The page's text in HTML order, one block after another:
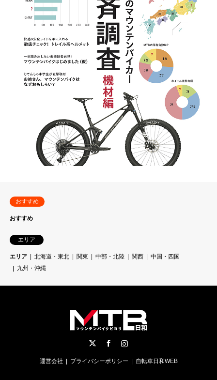
おすすめ
おすすめ
エリア
エリア 北海道・東北 関東 中部・北陸 関西
中国・四国
九州・沖縄
運営会社 プライバシーポリシー 自転車日和WEB